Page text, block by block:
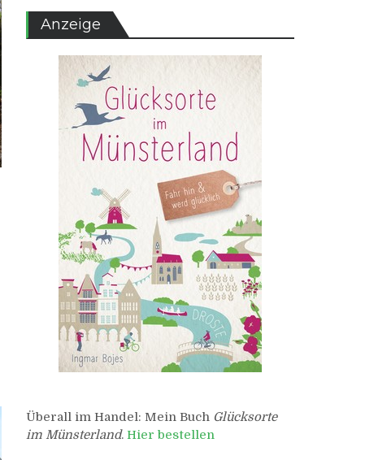
Anzeige
Überall im Handel: Mein Buch Glücksorte
im Münsterland. Hier bestellen